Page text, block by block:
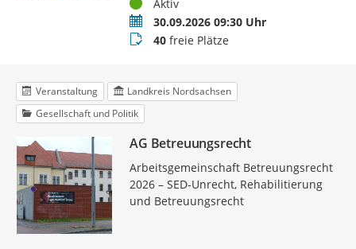
Aktiv
Termin30.09.2026 09:30 Uhr
Buchungsstatus
40freie Plätze
Veranstaltung
Landkreis Nordsachsen
Gesellschaft und Politik
AG Betreuungsrecht
Arbeitsgemeinschaft Betreuungsrecht
2026 – SED-Unrecht, Rehabilitierung
und Betreuungsrecht